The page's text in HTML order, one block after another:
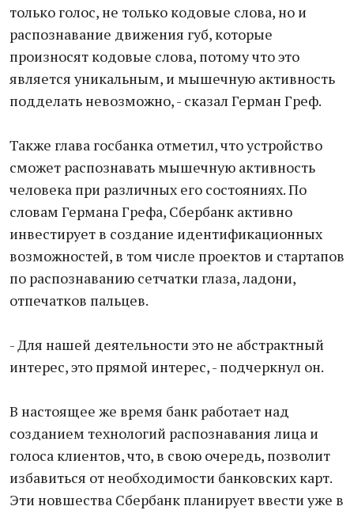
только голос, не только кодовые слова, но и
распознавание движения губ, которые
произносят кодовые слова, потому что это
является уникальным, и мышечную активность
подделать невозможно, - сказал Герман Греф.
Также глава госбанка отметил, что устройство
сможет распознавать мышечную активность
человека при различных его состояниях. По
словам Германа Грефа, Сбербанк активно
инвестирует в создание идентификационных
возможностей, в том числе проектов и стартапов
по распознаванию сетчатки глаза, ладони,
отпечатков пальцев.
- Для нашей деятельности это не абстрактный
интерес, это прямой интерес, - подчеркнул он.
В настоящее же время банк работает над
созданием технологий распознавания лица и
голоса клиентов, что, в свою очередь, позволит
избавиться от необходимости банковских карт.
Эти новшества Сбербанк планирует ввести уже в